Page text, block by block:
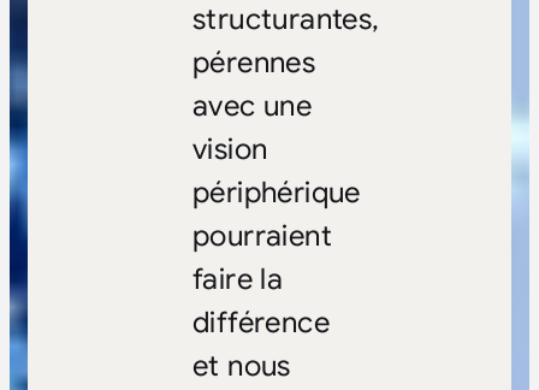
structurantes,
pérennes
avec une
vision
périphérique
pourraient
faire la
différence
et nous